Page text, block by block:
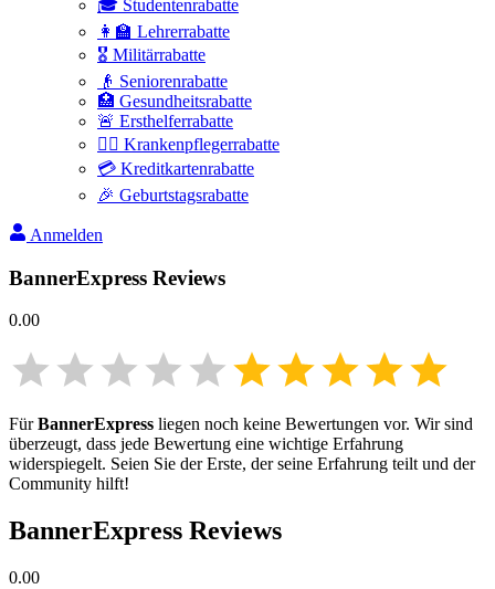
🎓 Studentenrabatte
👩‍🏫 Lehrerrabatte
🎖️ Militärrabatte
👴 Seniorenrabatte
🏥 Gesundheitsrabatte
🚨 Ersthelferrabatte
👩‍⚕️ Krankenpflegerrabatte
💳 Kreditkartenrabatte
🎉 Geburtstagsrabatte
Anmelden
BannerExpress Reviews
0.00
FürBannerExpress liegen noch keine Bewertungen vor. Wir sind
überzeugt, dass jede Bewertung eine wichtige Erfahrung
widerspiegelt. Seien Sie der Erste, der seine Erfahrung teilt und der
Community hilft!
BannerExpress Reviews
0.00